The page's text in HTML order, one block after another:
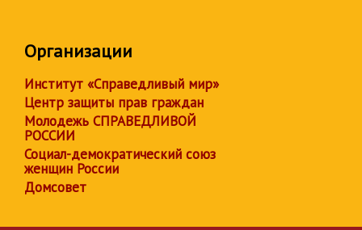
Организации
Институт «Справедливый мир»
Центр защиты прав граждан
Молодежь СПРАВЕДЛИВОЙ
РОССИИ
Социал-демократический союз
женщин России
Домсовет